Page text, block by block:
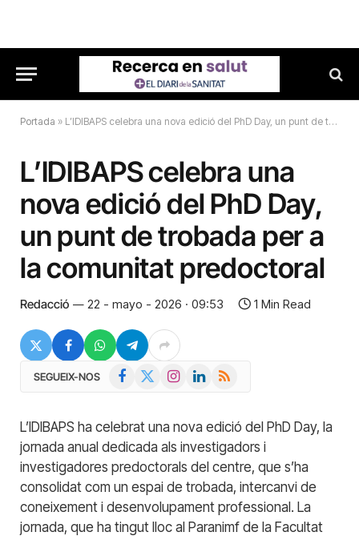
Portada » L’IDIBAPS celebra una nova edició del PhD Day, un punt de trobada per a la comunitat predoctoral
L’IDIBAPS celebra una
nova edició del PhD Day,
un punt de trobada per a
la comunitat predoctoral
Redacció 22 - mayo - 2026 · 09:53 1 Min Read
SEGUEIX-NOS Facebook InstagramLinkedIn
RSS
L’IDIBAPS ha celebrat una nova edició del PhD Day, la
jornada anual dedicada als investigadors i
investigadores predoctorals del centre, que s’ha
consolidat com un espai de trobada, intercanvi de
coneixement i desenvolupament professional. La
jornada, que ha tingut lloc al Paranimf de la Facultat